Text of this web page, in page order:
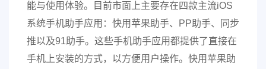
能与使用体验。目前市面上主要存在四款主流iOS
系统手机助手应用：快用苹果助手、PP助手、同步
推以及91助手。这些手机助手应用都提供了直接在
手机上安装的方式，以方便用户操作。快用苹果助